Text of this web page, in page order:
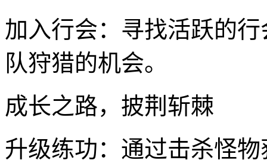
加入行会：寻找活跃的
队狩猎的机会。
成长之路，披荆斩棘
升级练功：通过击杀怪